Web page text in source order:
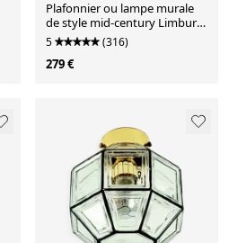
Plafonnier ou lampe murale
de style mid-century Limburg,
Allemagne, années 1970
5 (316)
279 €